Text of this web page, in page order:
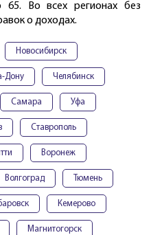
Во всех регионах без
о доходах.
Новосибирск
Дону Челябинск
Самара Уфа
Ставрополь
Воронеж
Волгоград Тюмень
Кемерово
Магнитогорск